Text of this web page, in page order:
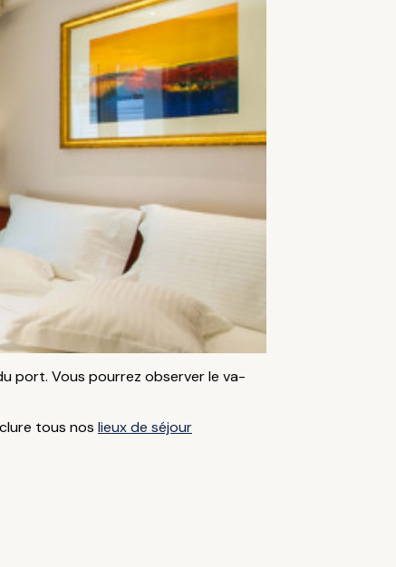
port. Vous pourrez observer le va-
tous nos lieux de séjour